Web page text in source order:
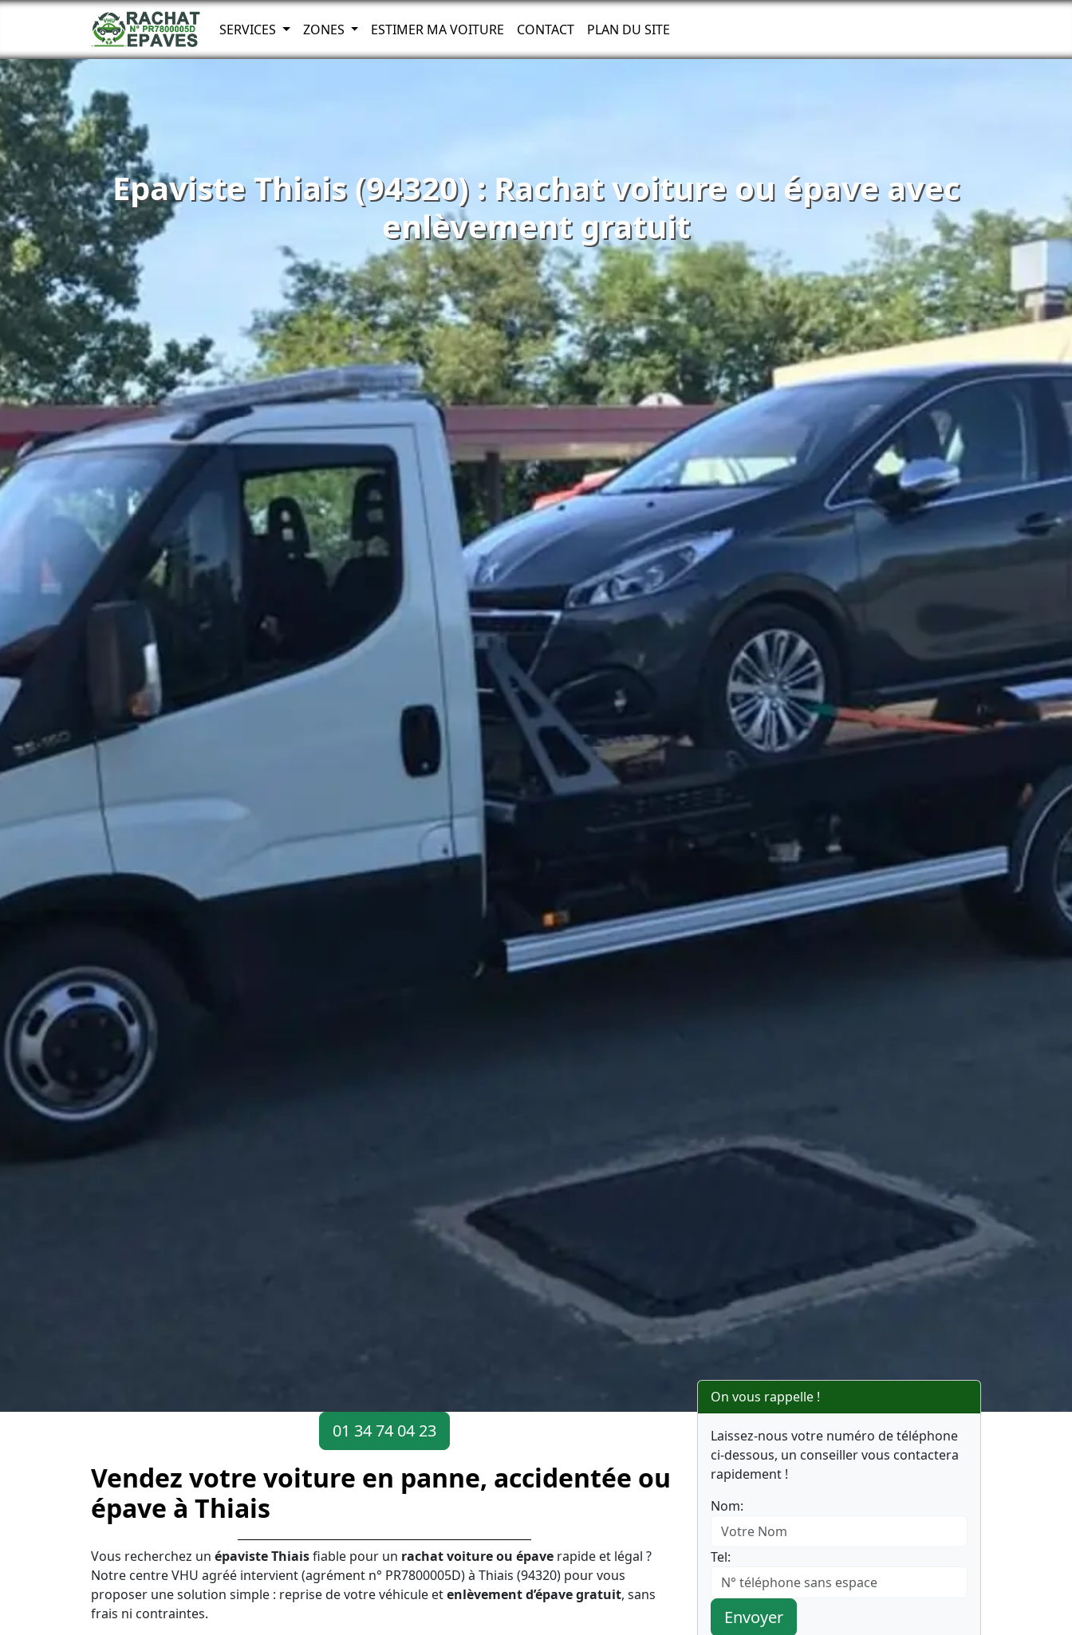
SERVICES ZONES ESTIMER MA VOITURE CONTACT PLAN DU SITE
Epaviste Thiais (94320) : Rachat voiture ou épave avec
enlèvement gratuit
01 34 74 04 23
Vendez votre voiture en panne, accidentée ou
épave à Thiais
Vous recherchez un épaviste Thiaisfiable pour un rachat voiture ou épave rapide et légal ?
Notre centre VHU agréé intervient (agrément n° PR7800005D) à Thiais (94320) pour vous
proposer une solution simple : reprise de votre véhicule etenlèvement d’épave gratuit, sans
frais ni contraintes.
On vous rappelle !
Laissez-nous votre numéro de téléphone
ci-dessous, un conseiller vous contactera
rapidement !
Nom:
Tel:
Envoyer